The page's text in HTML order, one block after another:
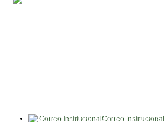
Correo Institucional